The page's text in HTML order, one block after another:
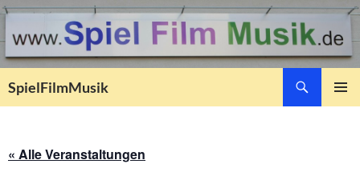
SpielFilmMusik
« Alle Veranstaltungen